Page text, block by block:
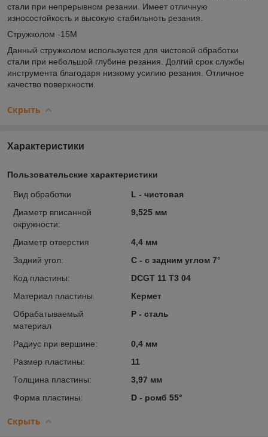
стали при непрерывном резании. Имеет отличную
износостойкость и высокую стабильноть резания.
Стружколом -15M
Данный стружколом используется для чистовой обработки
стали при небольшой глубине резания. Долгий срок службы
инструмента благодаря низкому усилию резания. Отличное
качество поверхности.
Скрыть
Характеристики
Пользовательские характеристики
Вид обработки
L - чистовая
Диаметр вписанной
окружности:
9,525 мм
Диаметр отверстия
4,4 мм
Задний угол:
C - с задним углом 7°
Код пластины:
DCGT 11 T3 04
Материал пластины
Кермет
Обрабатываемый
материал
P - сталь
Радиус при вершине:
0,4 мм
Размер пластины:
11
Толщина пластины:
3,97 мм
Форма пластины:
D - ромб 55°
Скрыть